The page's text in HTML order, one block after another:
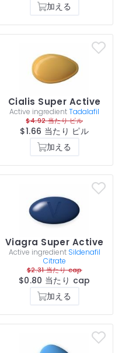
加える
Cialis Super Active
Active ingredientTadalafil
$4.92 当たり ピル
$1.66 当たり ピル
加える
Viagra Super Active
Active ingredient Sildenafil
Citrate
$2.31 当たり cap
$0.80 当たり cap
加える